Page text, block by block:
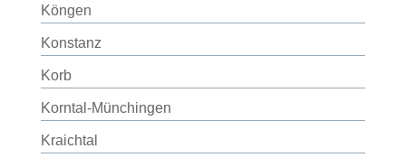
Köngen
Konstanz
Korb
Korntal-Münchingen
Kraichtal